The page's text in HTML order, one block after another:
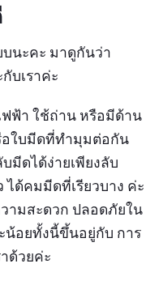
บนะคะ มาดูกันว่า
บเราค่ะ
ฟฟ้า ใช้ถ่าน หรือมีด้าน
อใบมีดที่ทำมุมต่อกัน
มีดได้ง่ายเพียงลับ
ได้คมมีดที่เรียวบาง ค่ะ
ามสะดวก ปลอดภัยใน
น้อยทั้งนี้ขึ้นอยู่กับ การ
ด้วยค่ะ